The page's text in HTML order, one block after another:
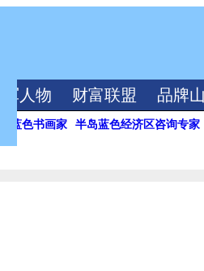
军人物 财富联盟 品牌
蓝色书画家 半岛蓝色经济区咨询专家